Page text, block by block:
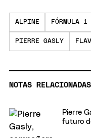
ALPINE FÓRMULA 1
PIERRE GASLY
NOTAS RELACIONADAS
Pierre
futuro